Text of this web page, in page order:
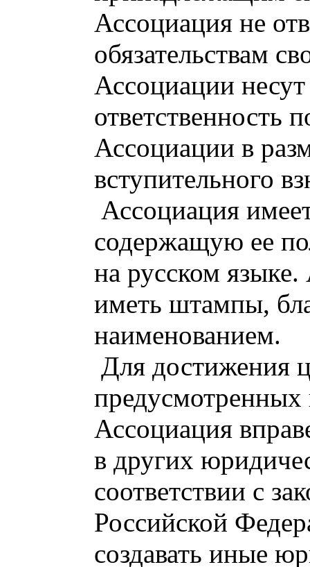
Ассоциация не
обязательствам
Ассоциации
ответственность
Ассоциации в
вступительного
Ассоциация
содержащую ее
на русском
иметь штампы,
наименованием.
Для достижения
Ассоциация
в других
соответствии с
Российской
создавать иные